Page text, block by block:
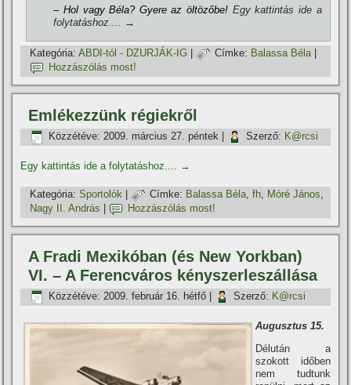
– Hol vagy Béla? Gyere az öltözőbe! Egy kattintás ide a
folytatáshoz....
→
Kategória: ABDI-tól - DZURJÁK-IG Címke: Balassa Béla
Hozzászólás most!
Emlékezzünk régiekről
Közzétéve: 2009. március 27. péntek Szerző: K@rcsi
Egy kattintás ide a folytatáshoz.... →
Kategória: Sportolók Címke: Balassa Béla ,fh Móré János
Nagy II. András
Hozzászólás most!
A Fradi Mexikóban (és New Yorkban)
VI. – A Ferencváros kényszerleszállása
Közzétéve: 2009. február 16. hétfő Szerző: K@rcsi
Augusztus 15.
Délután a
szokott időben
nem tudtunk